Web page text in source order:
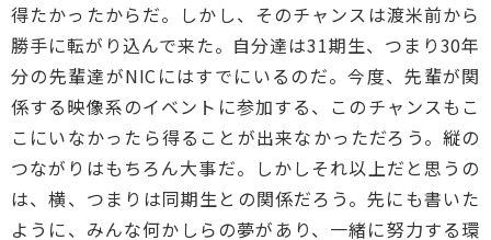
得たかったからだ。しかし、そのチャンスは渡米前から
勝手に転がり込んで来た。自分達は31期生、つまり30年
分の先輩達がNICにはすでにいるのだ。今度、先輩が関
係する映像系のイベントに参加する、このチャンスもこ
こにいなかったら得ることが出来なかっただろう。縦の
つながりはもちろん大事だ。しかしそれ以上だと思うの
は、横、つまりは同期生との関係だろう。先にも書いた
ように、みんな何かしらの夢があり、一緒に努力する環